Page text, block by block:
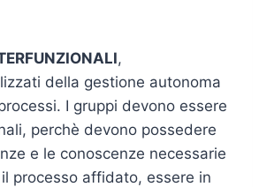
,
della gestione autonoma
I gruppi devono essere
perchè devono possedere
e le conoscenze necessarie
processo affidato, essere in